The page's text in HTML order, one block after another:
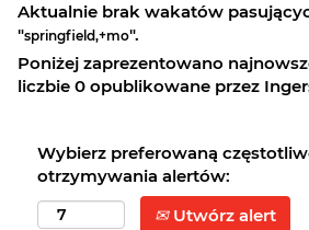
Aktualnie brak wakatów
"springfield,+mo".
Poniżej zaprezentowano
liczbie 0 opublikowane przez
Wybierz preferowaną
otrzymywania alertów:
Utwórz alert